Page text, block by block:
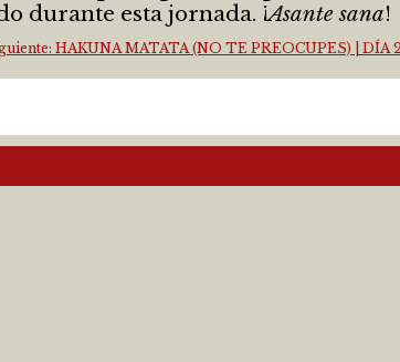
durante esta jornada. ¡Asante sana!
HAKUNA MATATA (NO TE PREOCUPES) | DÍA 2